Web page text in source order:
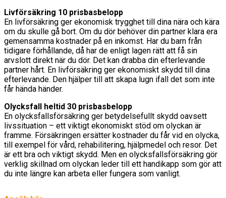
Livförsäkring 10 prisbasbelopp
En livförsäkring ger ekonomisk trygghet till dina nära och kära
om du skulle gå bort. Om du dör behöver din partner klara era
gemensamma kostnader på en inkomst. Har du barn från
tidigare förhållande, då har de enligt lagen rätt att få sin
arvslott direkt när du dör. Det kan drabba din efterlevande
partner hårt. En livförsäkring ger ekonomiskt skydd till dina
efterlevande. Den hjälper till att skapa lugn ifall det som inte
får hända händer.
Olycksfall heltid 30 prisbasbelopp
En olycksfallsförsäkring ger betydelsefullt skydd oavsett
livssituation – ett viktigt ekonomiskt stöd om olyckan är
framme. Försäkringen ersätter kostnader du får vid en olycka,
till exempel för vård, rehabilitering, hjälpmedel och resor. Det
är ett bra och viktigt skydd. Men en olycksfallsförsäkring gör
verklig skillnad om olyckan leder till ett handikapp som gör att
du inte längre kan arbeta eller fungera som vanligt.